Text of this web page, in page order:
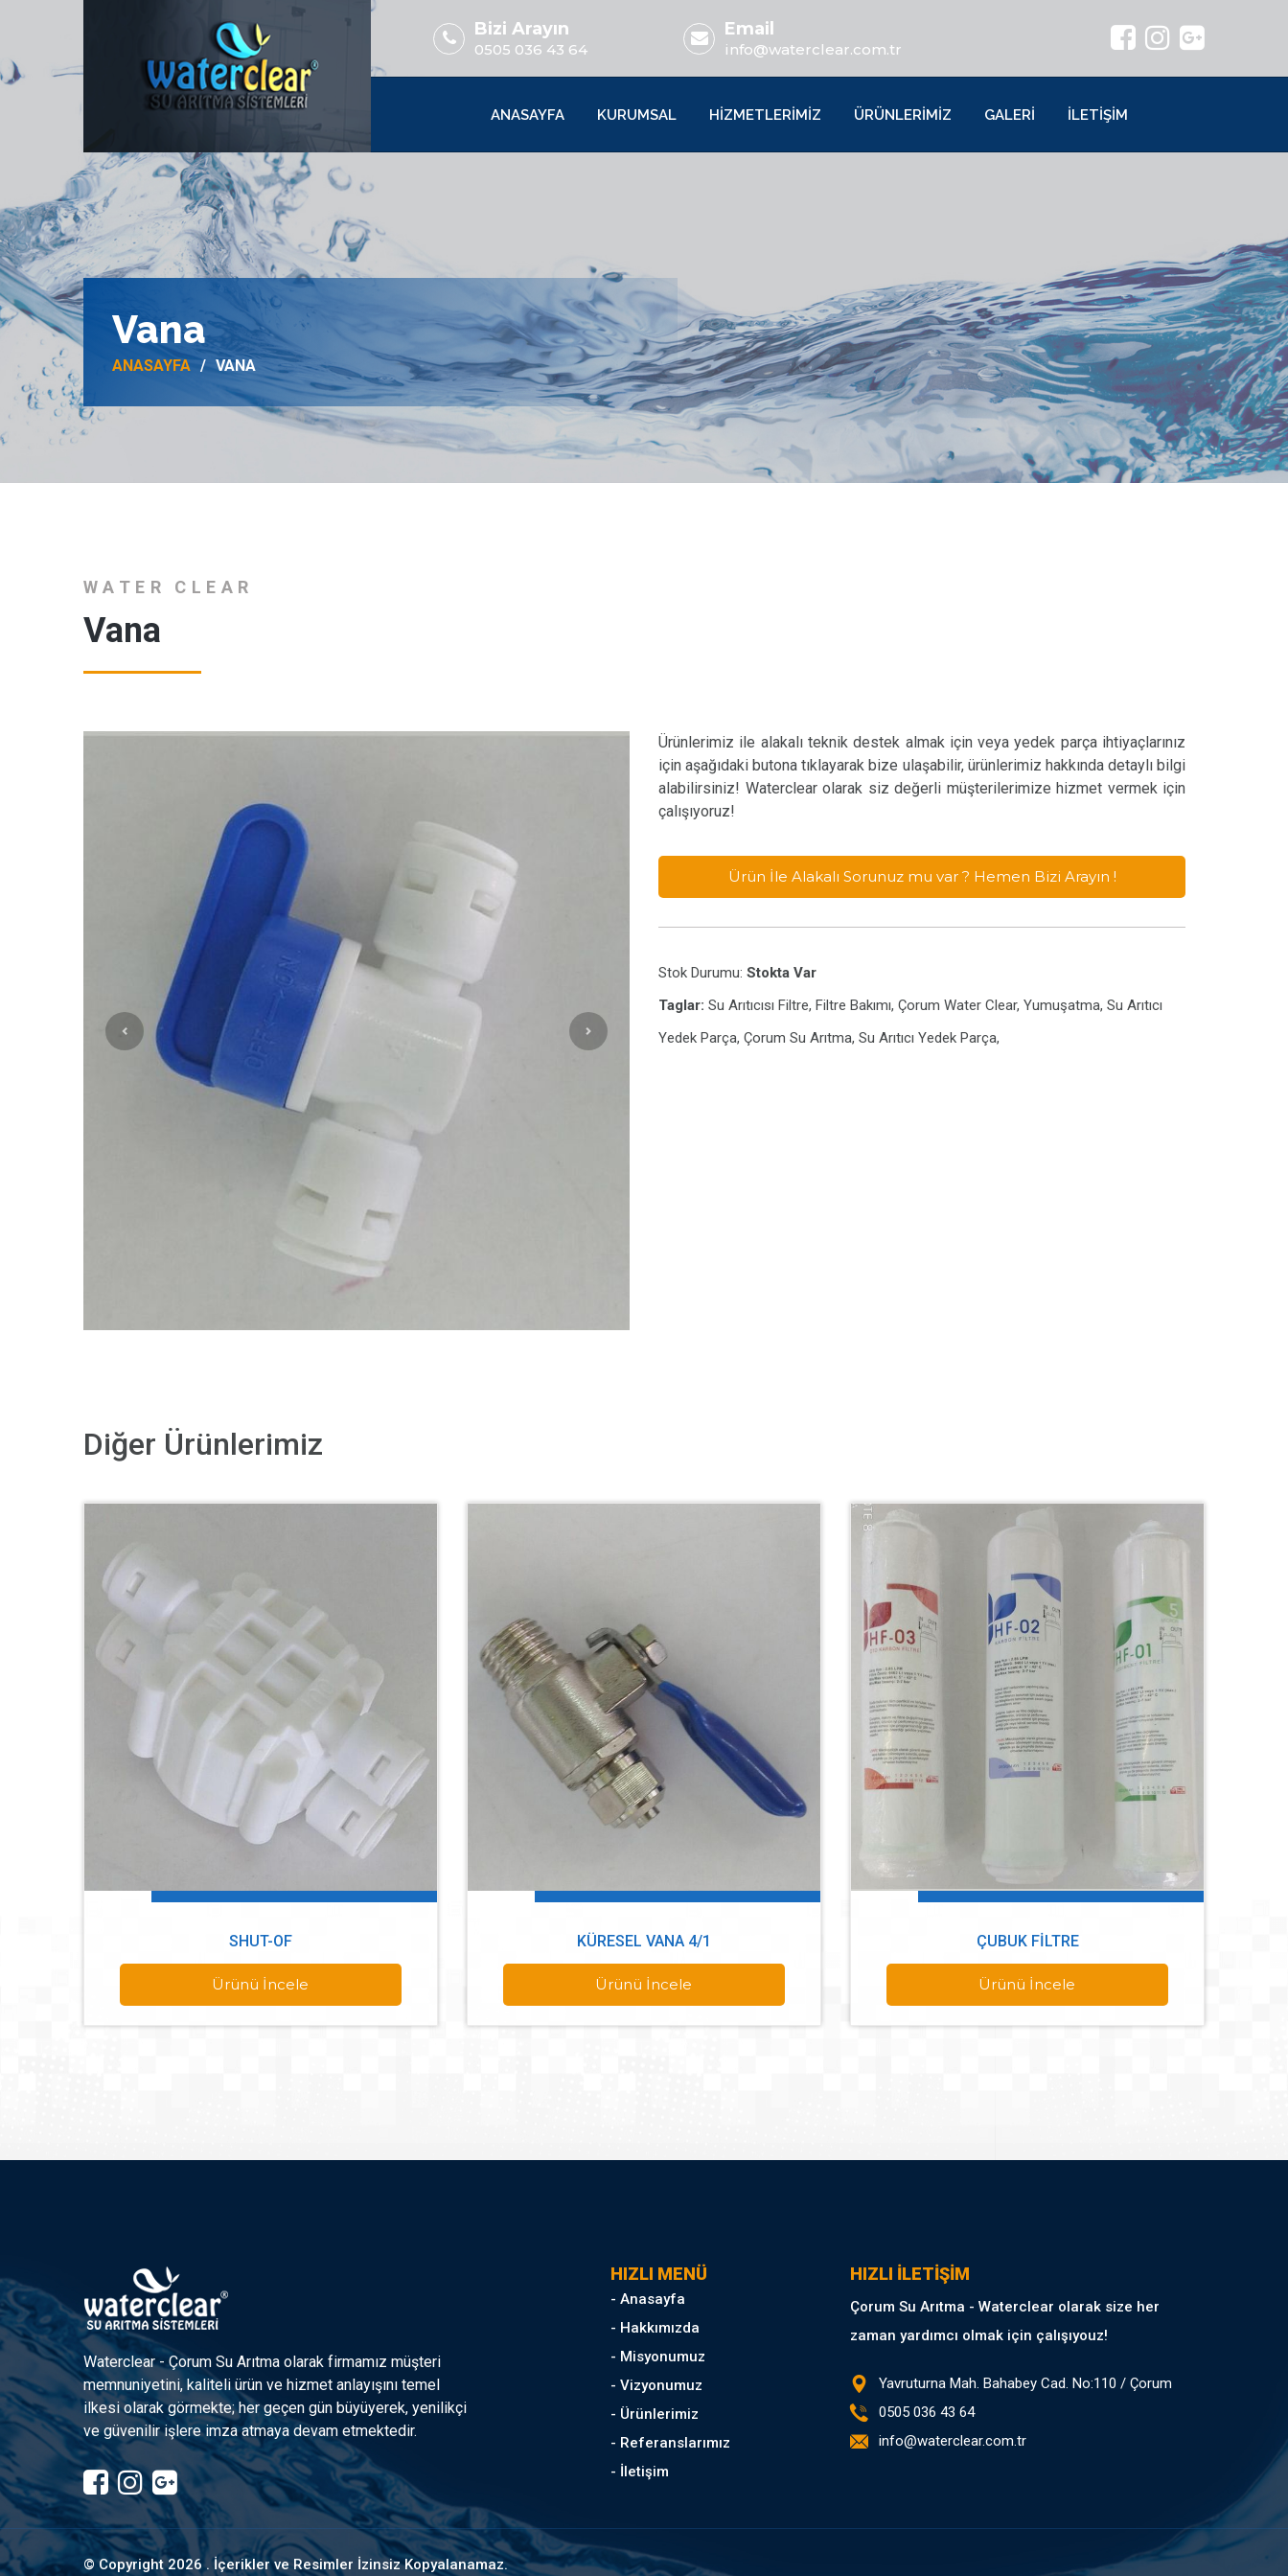
Bizi Arayın
0505 036 43 64
Email
info@waterclear.com.tr
ANASAYFA KURUMSAL HİZMETLERİMİZ ÜRÜNLERİMİZ GALERİ İLETİŞİM
Vana
ANASAYFA VANA
WATER CLEAR
Vana
Ürünlerimiz ile alakalı teknik destek almak için veya yedek parça ihtiyaçlarınız
için aşağıdaki butona tıklayarak bize ulaşabilir, ürünlerimiz hakkında detaylı bilgi
alabilirsiniz! Waterclear olarak siz değerli müşterilerimize hizmet vermek için
çalışıyoruz!
Ürün İle Alakalı Sorunuz mu var ? Hemen Bizi Arayın !
Stok Durumu: Stokta Var
Taglar: Su Arıtıcısı Filtre, Filtre Bakımı, Çorum Water Clear, Yumuşatma, Su Arıtıcı
Yedek Parça, Çorum Su Arıtma, Su Arıtıcı Yedek Parça,
Diğer Ürünlerimiz
SHUT-OF
Ürünü İncele
KÜRESEL VANA 4/1
Ürünü İncele
ÇUBUK FILTRE
Ürünü İncele
Waterclear - Çorum Su Arıtma olarak firmamız müşteri
memnuniyetini, kaliteli ürün ve hizmet anlayışını temel
ilkesi olarak görmekte; her geçen gün büyüyerek, yenilikçi
ve güvenilir işlere imza atmaya devam etmektedir.
HIZLI MENÜ
- Anasayfa
- Hakkımızda
- Misyonumuz
- Vizyonumuz
- Ürünlerimiz
- Referanslarımız
- İletişim
HIZLI İLETİŞİM
Çorum Su Arıtma - Waterclear olarak size her
zaman yardımcı olmak için çalışıyouz!
Yavruturna Mah. Bahabey Cad. No:110 / Çorum
0505 036 43 64
info@waterclear.com.tr
© Copyright2026 . İçerikler ve Resimler İzinsiz Kopyalanamaz.